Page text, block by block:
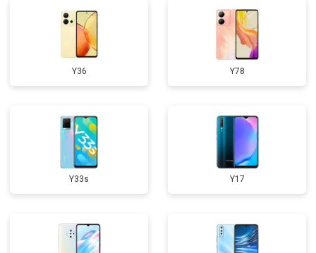
Y36 Y78
Y33s Y17